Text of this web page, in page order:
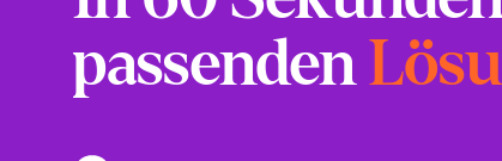
passenden